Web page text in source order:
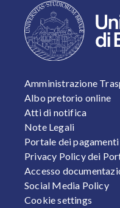
FOOTER 1
Amministrazione
Albo pretorio online
Atti di notifica
Note Legali
Portale dei pagamenti
Privacy Policy dei
Accesso
Social Media Policy
Cookie settings